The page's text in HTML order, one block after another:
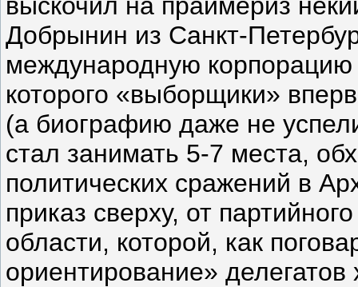
Добрынин из Санкт-
международную
которого «выборщики»
(а биографию даже не
стал занимать 5-7 места,
политических сражений в
приказ сверху, от
области, которой, как
ориентирование»